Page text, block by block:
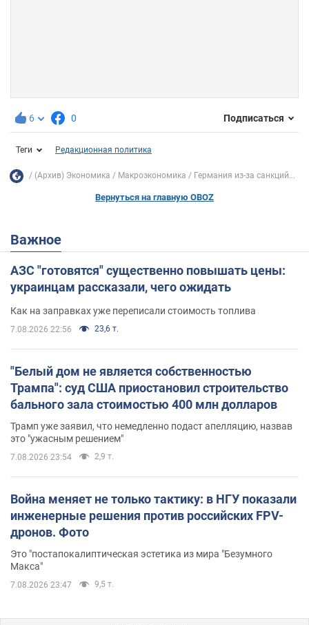
6 0 Подписаться
Теги Редакционная политика
(Архив) Экономика Mакроэкономика Германия из-за санкций...
Вернуться на главную OBOZ
Важное
АЗС "готовятся" существенно повышать цены:
украинцам рассказали, чего ожидать
Как на заправках уже переписали стоимость топлива
7.08.2026 22:56 23,6 т.
"Белый дом не является собственностью
Трампа": суд США приостановил строительство
бального зала стоимостью 400 млн долларов
Трамп уже заявил, что немедленно подаст апелляцию, назвав
это "ужасным решением"
7.08.2026 23:54 2,9 т.
Война меняет не только тактику: в НГУ показали
инженерные решения против российских FPV-
дронов. Фото
Это "постапокалиптическая эстетика из мира "Безумного
Макса"
7.08.2026 23:47 9,5 т.